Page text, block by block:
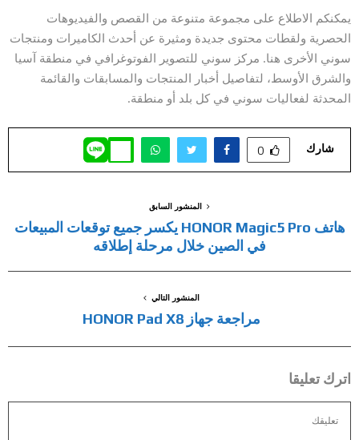
يمكنكم الاطلاع على مجموعة متنوعة من القصص والفيديوهات
الحصرية ولقطات محتوى جديدة ومثيرة عن أحدث الكاميرات ومنتجات
سوني الأخرى هنا. مركز سوني للتصوير الفوتوغرافي في منطقة آسيا
والشرق الأوسط، لتفاصيل أخبار المنتجات والمسابقات والقائمة
المحدثة لفعاليات سوني في كل بلد أو منطقة.
شارك 0
المنشور السابق
هاتف HONOR Magic5 Pro يكسر جميع توقعات المبيعات
في الصين خلال مرحلة إطلاقه
المنشور التالي
مراجعة جهاز HONOR Pad X8
اترك تعليقا